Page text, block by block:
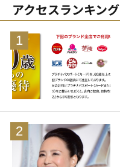
アクセスランキング